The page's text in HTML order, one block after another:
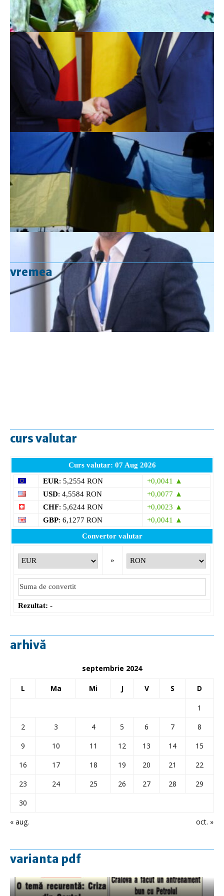
vremea
curs valutar
Curs valutar: 07 Aug 2026
EUR: 5,2554 RON
+0,0041 ▲
USD: 4,5584 RON
+0,0077 ▲
CHF: 5,6244 RON
+0,0023 ▲
GBP: 6,1277 RON
+0,0041 ▲
Convertor valutar
»
Rezultat: -
arhivă
septembrie 2024
L Ma Mi J V S D
« aug. oct. »
1
2
3 4 5 6 7
8
9
10 11 12 13 14
15
16
17 18 19 20 21
22
23
24 25 26 27 28
29
30
varianta pdf